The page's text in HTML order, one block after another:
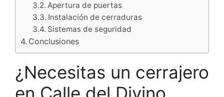
Apertura de puertas
Instalación de cerraduras
Sistemas de seguridad
Conclusiones
¿Necesitas un cerrajero